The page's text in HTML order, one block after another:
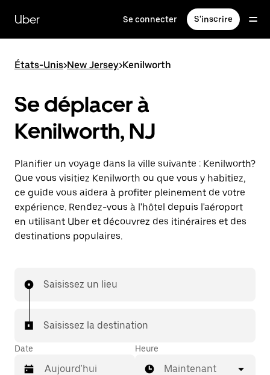
contenu
principal
Uber Se connecter S'inscrire
États-Unis>New Jersey>Kenilworth
Se déplacer à
Kenilworth, NJ
Planifier un voyage dans la ville suivante : Kenilworth?
Que vous visitiez Kenilworth ou que vous y habitiez,
ce guide vous aidera à profiter pleinement de votre
expérience. Rendez-vous à l'hôtel depuis l'aéroport
en utilisant Uber et découvrez des itinéraires et des
destinations populaires.
Saisissez un lieu
Saisissez la destination
Date Heure
Maintenant